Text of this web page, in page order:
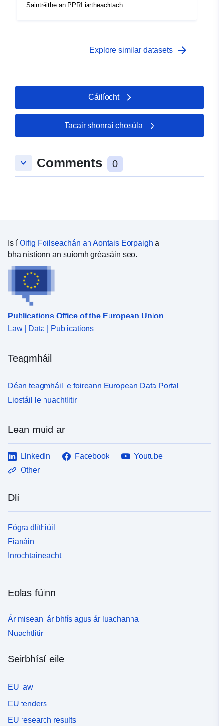
Saintréithe an PPRI iartheachtach
Explore similar datasets arrow_forward
Cáilíocht
Tacair shonraí chosúla
keyboard_arrow_down Comments 0
Is í Oifig Foilseachán an Aontais Eorpaigh a
bhainistíonn an suíomh gréasáin seo.
Publications Office of the European Union
Law | Data | Publications
Teagmháil
Déan teagmháil le foireann European Data Portal
Liostáil le nuachtlitir
Lean muid ar
LinkedIn Facebook
Youtube
Other
Dlí
Fógra dlíthiúil
Fianáin
Inrochtaineacht
Eolas fúinn
Ár misean, ár bhfís agus ár luachanna
Nuachtlitir
Seirbhísí eile
EU law
EU tenders
EU research results